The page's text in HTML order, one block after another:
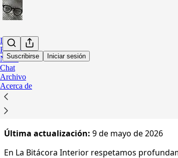
Suscribirse Iniciar sesión
Inicio
Podcast
Notes
Chat
Archivo
Acerca de
Aceptas la política de privacidad que se
Política de
Última actualización: 9 de mayo de 2026
En La Bitácora Interior respetamos